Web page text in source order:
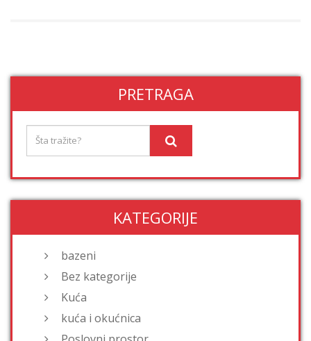
PRETRAGA
KATEGORIJE
bazeni
Bez kategorije
Kuća
kuća i okućnica